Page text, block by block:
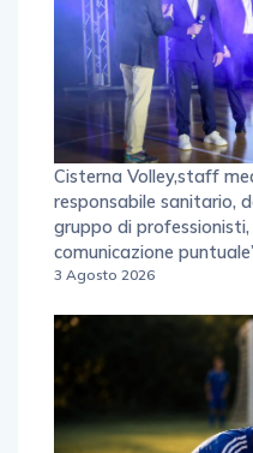
Cisterna Volley,staff
responsabile sanitario,
gruppo di
comunicazione
3 Agosto 2026